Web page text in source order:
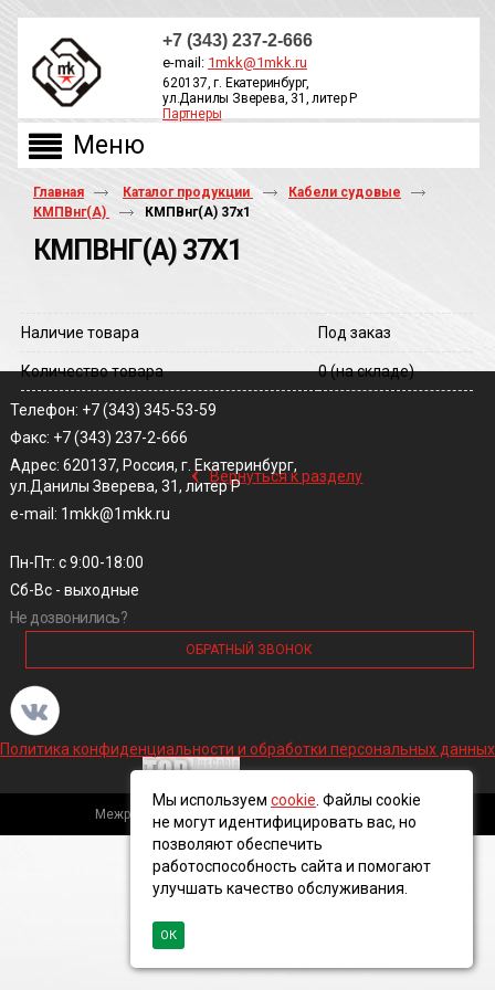
+7 (343) 237-2-666
e-mail: 1mkk@1mkk.ru
620137, г. Екатеринбург,
ул.Данилы Зверева, 31, литер Р
Партнеры
Главная Каталог продукции
Кабели судовые
КМПВнг(А)
КМПВнг(A) 37х1
КМПВНГ(A) 37Х1
Наличие товара Под заказ
Количество товара 0(на складе)
‹ Вернуться к разделу
Телефон: +7 (343) 345-53-59
Факс: +7 (343) 237-2-666
Адрес: 620137, Россия, г. Екатеринбург,
ул.Данилы Зверева, 31, литер Р
e-mail: 1mkk@1mkk.ru
Пн-Пт: с 9:00-18:00
Сб-Вс - выходные
Не дозвонились?
ОБРАТНЫЙ ЗВОНОК
Политика конфиденциальности и обработки персональных данных
Межрегиональная кабельная компания, 2016 ©
Мы используем cookie . Файлы cookie
не могут идентифицировать вас, но
позволяют обеспечить
работоспособность сайта и помогают
улучшать качество обслуживания.
ОК